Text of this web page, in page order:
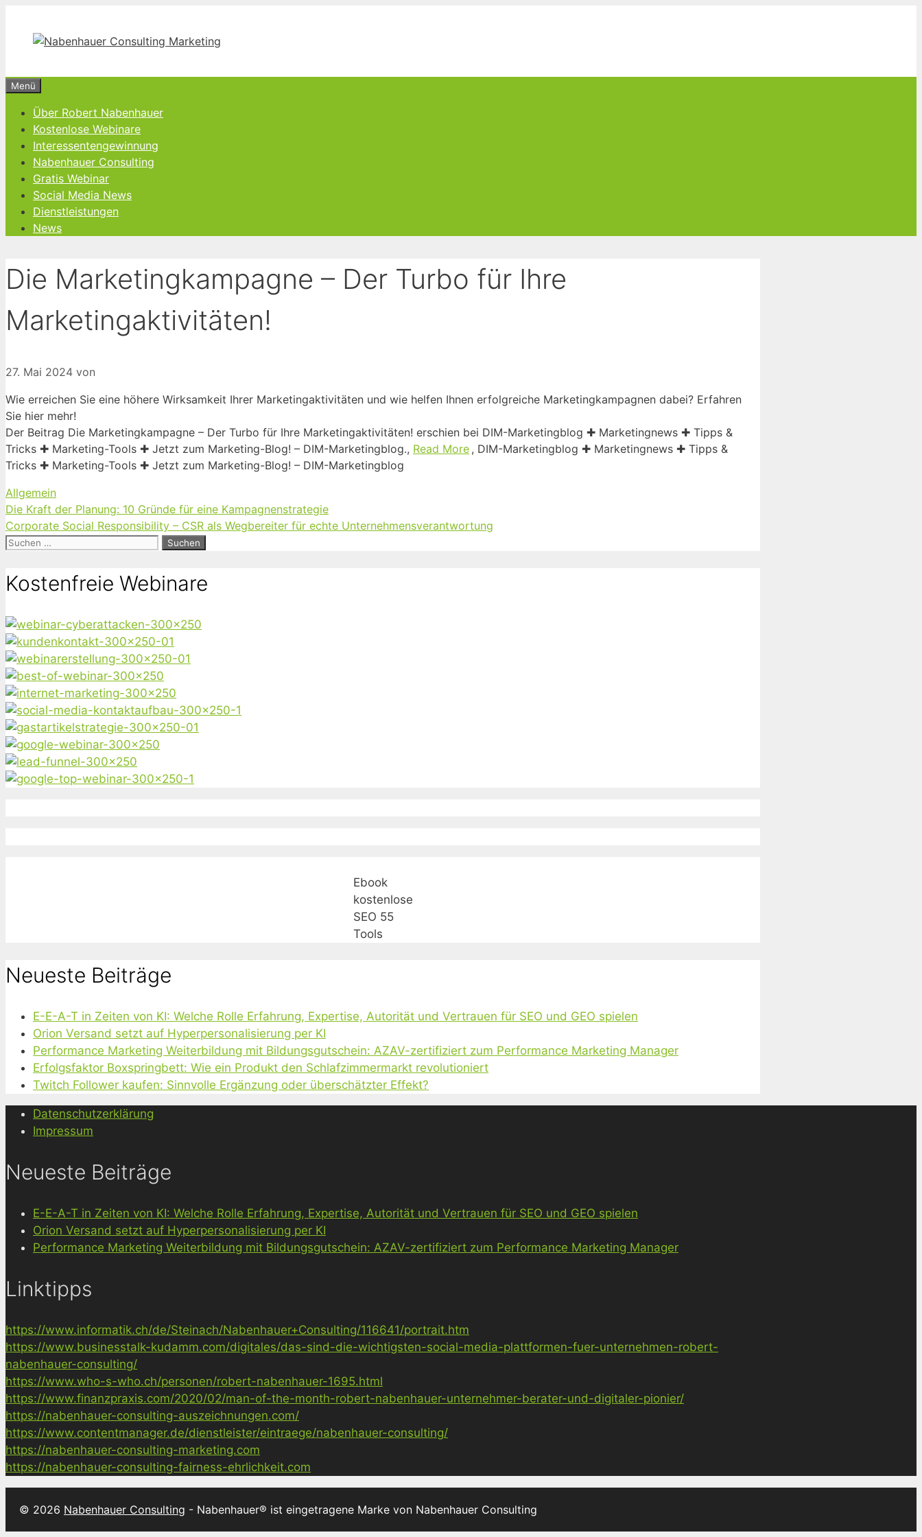
springen
Menü
Über Robert Nabenhauer
Kostenlose Webinare
Interessentengewinnung
Nabenhauer Consulting
Gratis Webinar
Social Media News
Dienstleistungen
News
Die Marketingkampagne – Der Turbo für Ihre
Marketingaktivitäten!
27. Mai 2024 von
Wie erreichen Sie eine höhere Wirksamkeit Ihrer Marketingaktivitäten und wie helfen Ihnen erfolgreiche Marketingkampagnen dabei? Erfahren
Sie hier mehr!
Der Beitrag Die Marketingkampagne – Der Turbo für Ihre Marketingaktivitäten! erschien bei DIM-Marketingblog ✚ Marketingnews ✚ Tipps &
Tricks ✚ Marketing-Tools ✚ Jetzt zum Marketing-Blog! – DIM-Marketingblog., Read More , DIM-Marketingblog ✚ Marketingnews ✚ Tipps &
Tricks ✚ Marketing-Tools ✚ Jetzt zum Marketing-Blog! – DIM-Marketingblog
Kategorien
Allgemein
Die Kraft der Planung: 10 Gründe für eine Kampagnenstrategie
Corporate Social Responsibility – CSR als Wegbereiter für echte Unternehmensverantwortung
Suchen
Kostenfreie Webinare
Ebook
kostenlose
SEO 55
Tools
Neueste Beiträge
E-E-A-T in Zeiten von KI: Welche Rolle Erfahrung, Expertise, Autorität und Vertrauen für SEO und GEO spielen
Orion Versand setzt auf Hyperpersonalisierung per KI
Performance Marketing Weiterbildung mit Bildungsgutschein: AZAV-zertifiziert zum Performance Marketing Manager
Erfolgsfaktor Boxspringbett: Wie ein Produkt den Schlafzimmermarkt revolutioniert
Twitch Follower kaufen: Sinnvolle Ergänzung oder überschätzter Effekt?
Datenschutzerklärung
Impressum
Neueste Beiträge
E-E-A-T in Zeiten von KI: Welche Rolle Erfahrung, Expertise, Autorität und Vertrauen für SEO und GEO spielen
Orion Versand setzt auf Hyperpersonalisierung per KI
Performance Marketing Weiterbildung mit Bildungsgutschein: AZAV-zertifiziert zum Performance Marketing Manager
Linktipps
https://www.informatik.ch/de/Steinach/Nabenhauer+Consulting/116641/portrait.htm
https://www.businesstalk-kudamm.com/digitales/das-sind-die-wichtigsten-social-media-plattformen-fuer-unternehmen-robert-
nabenhauer-consulting/
https://www.who-s-who.ch/personen/robert-nabenhauer-1695.html
https://www.finanzpraxis.com/2020/02/man-of-the-month-robert-nabenhauer-unternehmer-berater-und-digitaler-pionier/
https://nabenhauer-consulting-auszeichnungen.com/
https://www.contentmanager.de/dienstleister/eintraege/nabenhauer-consulting/
https://nabenhauer-consulting-marketing.com
https://nabenhauer-consulting-fairness-ehrlichkeit.com
© 2026 Nabenhauer Consulting - Nabenhauer® ist eingetragene Marke von Nabenhauer Consulting